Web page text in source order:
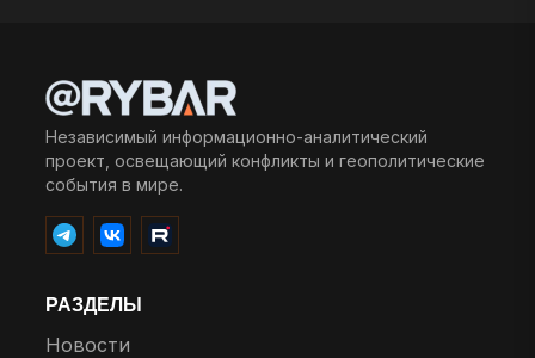
Независимый информационно-аналитический
проект, освещающий конфликты и геополитические
события в мире.
РАЗДЕЛЫ
Новости